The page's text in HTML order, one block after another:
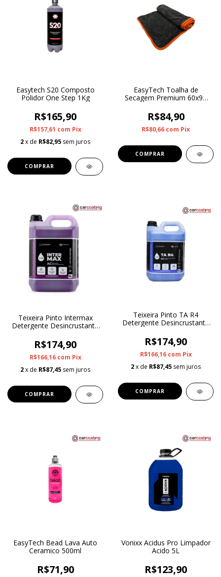
Easytech S20 Composto
Polidor One Step 1Kg
R$165,90
R$157,61 com Pix
2x de R$82,95 sem juros
EasyTech Toalha de
Secagem Premium 60x90
R$84,90
R$80,66 com Pix
Teixeira Pinto Intermax
Detergente Desincrustante
R$174,90
R$166,16 com Pix
2x de R$87,45 sem juros
Teixeira Pinto TA R4
Detergente Desincrustante
R$174,90
R$166,16 com Pix
2x de R$87,45 sem juros
EasyTech Bead Lava Auto
Ceramico 500ml
R$71,90
Vonixx Acidus Pro Limpador
Acido 5L
R$123,90